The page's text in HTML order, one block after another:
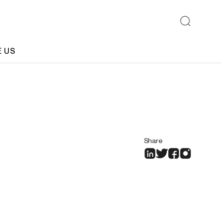
US
Share